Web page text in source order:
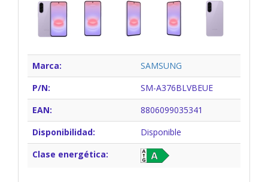
Marca:
SAMSUNG
P/N:
SM-A376BLVBEUE
EAN:
8806099035341
Disponibilidad:
Disponible
Clase energética: